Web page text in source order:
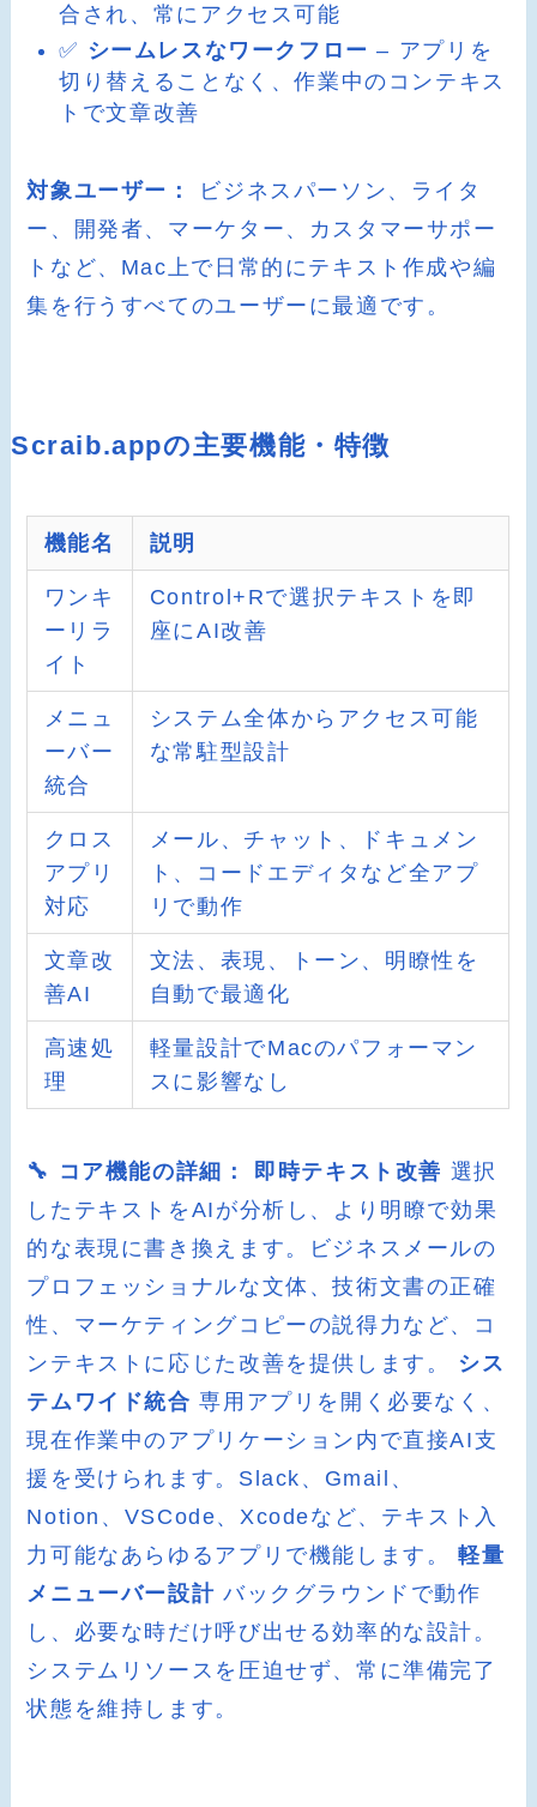
合され、常にアクセス可能
✅ シームレスなワークフロー – アプリを
切り替えることなく、作業中のコンテキス
トで文章改善
対象ユーザー：
ビジネスパーソン、ライタ
ー、開発者、マーケター、カスタマーサポー
トなど、Mac上で日常的にテキスト作成や編
集を行うすべてのユーザーに最適です。
Scraib.appの主要機能・特徴
機能名 説明
ワンキ
ーリラ
イト
Control+Rで選択テキストを即
座にAI改善
メニュ
ーバー
統合
システム全体からアクセス可能
な常駐型設計
クロス
アプリ
対応
メール、チャット、ドキュメン
ト、コードエディタなど全アプ
リで動作
文章改
善AI
文法、表現、トーン、明瞭性を
自動で最適化
高速処
理
軽量設計でMacのパフォーマン
スに影響なし
🔧 コア機能の詳細： 即時テキスト改善 選択
したテキストをAIが分析し、より明瞭で効果
的な表現に書き換えます。ビジネスメールの
プロフェッショナルな文体、技術文書の正確
性、マーケティングコピーの説得力など、コ
ンテキストに応じた改善を提供します。 シス
テムワイド統合 専用アプリを開く必要なく、
現在作業中のアプリケーション内で直接AI支
援を受けられます。Slack、Gmail、
Notion、VSCode、Xcodeなど、テキスト入
力可能なあらゆるアプリで機能します。軽量
メニューバー設計 バックグラウンドで動作
し、必要な時だけ呼び出せる効率的な設計。
システムリソースを圧迫せず、常に準備完了
状態を維持します。